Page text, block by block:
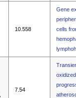
10.558
Gene
cells
7.54